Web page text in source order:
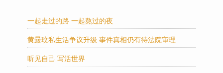
一起走过的路 一起熬过的夜
黄晸玟私生活争议升级 事件真相仍有待法院审理
听见自己 写活世界